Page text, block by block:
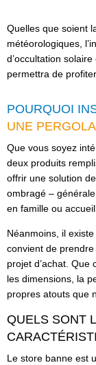
Quelles que soient
météorologiques,
d’occultation
permettra de
POURQUOI
UNE
Que vous soyez
deux produits
offrir une solution
ombragé –
en famille ou
Néanmoins, il
convient de
projet d’achat.
les dimensions, la
propres atouts que
QUELS SONT
Le store banne est